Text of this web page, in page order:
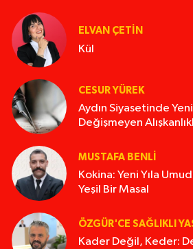
ELVAN ÇETIN
Kül
CESUR YÜREK
Aydın Siyasetinde
Değişmeyen
MUSTAFA BENLI
Kokina: Yeni Yıla
Yeşil Bir Masal
ÖZGÜR'CE SAĞLIKLI
Kader Değil, Keder: